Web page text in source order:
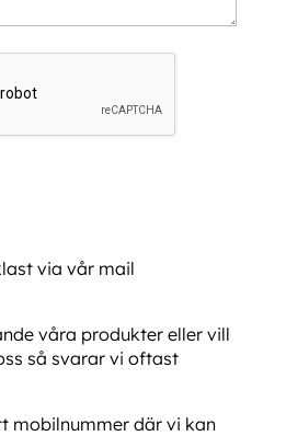
via vår mail
våra produkter eller vill
så svarar vi oftast
mobilnummer där vi kan